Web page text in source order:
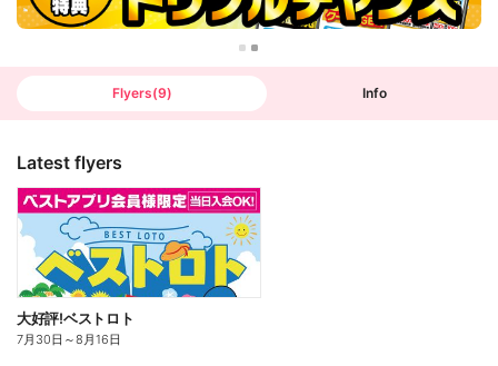
Flyers(9) Info
Latest flyers
大好評!ベストロト
7月30日 ～8月16日